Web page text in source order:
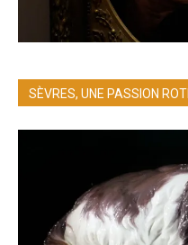
SÈVRES, UNE PASSION